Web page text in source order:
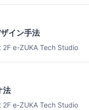
イン手法
2F e-ZUKA Tech Studio
法
2F e-ZUKA Tech Studio